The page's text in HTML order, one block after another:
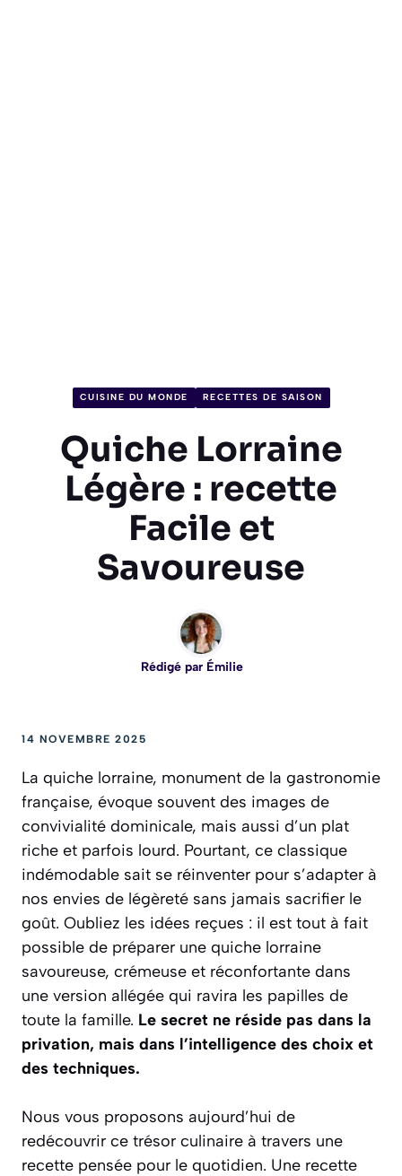
CUISINE DU MONDE RECETTES DE SAISON
Quiche Lorraine
Légère : recette
Facile et
Savoureuse
Rédigé par Émilie
14 NOVEMBRE 2025
La quiche lorraine, monument de la gastronomie
française, évoque souvent des images de
convivialité dominicale, mais aussi d’un plat
riche et parfois lourd. Pourtant, ce classique
indémodable sait se réinventer pour s’adapter à
nos envies de légèreté sans jamais sacrifier le
goût. Oubliez les idées reçues : il est tout à fait
possible de préparer une quiche lorraine
savoureuse, crémeuse et réconfortante dans
une version allégée qui ravira les papilles de
toute la famille. Le secret ne réside pas dans la
privation, mais dans l’intelligence des choix et
des techniques.
Nous vous proposons aujourd’hui de
redécouvrir ce trésor culinaire à travers une
recette pensée pour le quotidien. Une recette